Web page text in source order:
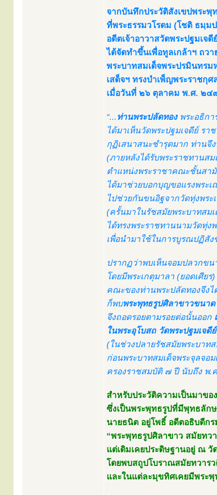
จากบันทึกประวัติสังเขปพระพุ
ที่พระธรรมวโรดม (โชติ ธมฺม
อดีตเจ้าอาวาสวัดพระปฐมเจ
ได้จัดทำขึ้นเพื่อทูลเกล้าฯ ถว
พระบาทสมเด็จพระปรมินทร
เสด็จฯ ทรงบำเพ็ญพระราชกุศ
เมื่อวันที่ ๒๖ ตุลาคม พ.ศ. ๒๔
“... ท่านพระปลัดทองพระอธิกา
ได้มาเห็นวัดพระปฐมเจดีย์ รา
กุฏิเสนาสนะชำรุดมาก ท่านจึ
(ภายหลังได้รับพระราชทานส
ตำแหน่งพระราชาคณะชั้นสา
ได้มาช่วยบอกบุญขอแรงพระ
ไปช่วยกันขนอิฐจากวัดทุ่งพระ
(ครั้นมาในรัชสมัยพระบาทสม
ได้ทรงพระราชทานนามวัดทุ่ง
เพื่อนำมาใช้ในการบูรณปฏิสัง
ปรากฏว่าพบเห็นจอมปลวกข
โดยมีพระเกตุมาลา (ยอดเศีย
คณะของท่านพระปลัดทองจึง
ก็พบพระพุทธรูปศิลาขาวขนา
จึงถอดรอยตามรอยต่อนั้นออก
ในพระอุโบสถ วัดพระปฐมเจดี
(ในช่วงปลายรัชสมัยพระบาท
ก่อนพระบาทสมเด็จพระจุลจอ
ครองราชสมบัติ ๗ ปี นับถึง พ.
สำหรับประวัติความเป็นมาข
ซึ่งเป็นพระพุทธรูปที่มีพุทธลัก
นายธนิต อยู่โพธิ์ อดีตอธิบดีก
“พระพุทธรูปศิลาขาว สมัยทว
แต่เดิมเคยประดิษฐานอยู่ ณ วั
โดยพบสถูปโบราณสมัยทวาร
และในแต่ละมุขทิศเคยมีพระ